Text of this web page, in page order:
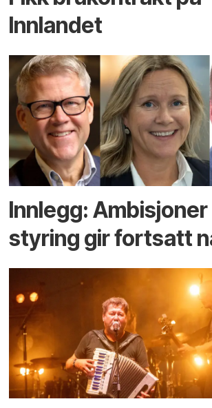
Innlandet
Innlegg:
styring gir fortsatt